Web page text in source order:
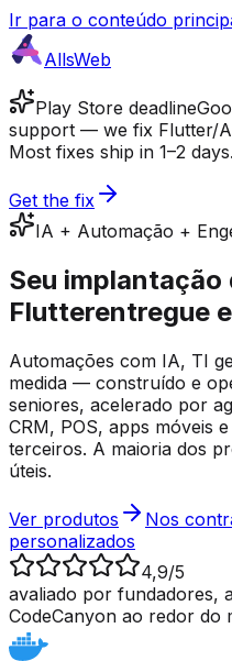
Ir para o conteúdo
AllsWeb
Play Store deadline
support — we fix Flutter/
Most fixes ship in 1–2 days.
Get the fix
IA + Automação +
Seu implantação
Flutterentregue
Automações com IA, TI
medida — construído e
seniores, acelerado por
CRM, POS, apps móveis
terceiros. A maioria dos
úteis.
Ver produtos
Nos
personalizados
4,9/5
avaliado por fundadores,
CodeCanyon ao redor do